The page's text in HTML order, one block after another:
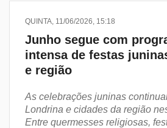
QUINTA, 11/06/2026, 15:18
Junho segue com
intensa de festas
e região
As celebrações juninas
Londrina e cidades da região
Entre quermesses religiosas,